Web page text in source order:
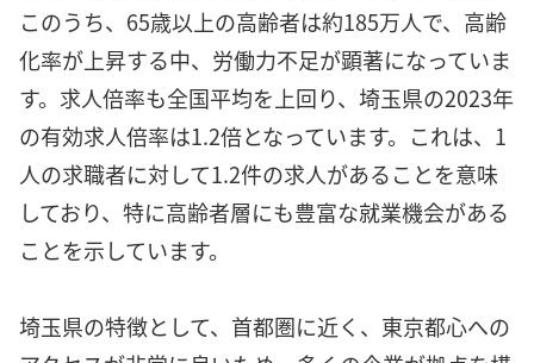
このうち、65歳以上の高齢者は約185万人で、高齢
化率が上昇する中、労働力不足が顕著になっていま
す。求人倍率も全国平均を上回り、埼玉県の2023年
の有効求人倍率は1.2倍となっています。これは、1
人の求職者に対して1.2件の求人があることを意味
しており、特に高齢者層にも豊富な就業機会がある
ことを示しています。
埼玉県の特徴として、首都圏に近く、東京都心への